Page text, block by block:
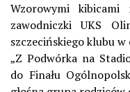
Wzorowymi
zawodniczki UKS
szczecińskiego klubu
„Z Podwórka na
do Finału